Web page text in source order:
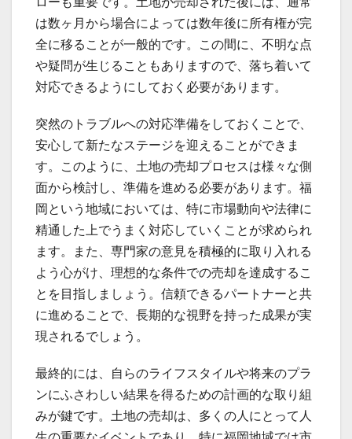
は数ヶ月から場合によっては数年後に所有権が完
全に移ることが一般的です。この間に、不明な点
や疑問が生じることもありますので、落ち着いて
対応できるようにしておく必要があります。
突然のトラブルへの対応準備をしておくことで、
安心して新たなステージを迎えることができま
す。このように、土地の売却プロセスは様々な側
面から検討し、準備を進める必要があります。福
岡という地域においては、特に市場動向や法律に
精通した上でうまく対応していくことが求められ
ます。また、専門家の意見を積極的に取り入れる
よう心がけ、理想的な条件での売却を達成するこ
とを目指しましょう。信頼できるパートナーと共
に進めることで、長期的な視野を持った成果が実
現されるでしょう。
最終的には、自らのライフスタイルや将来のプラ
ンにふさわしい結果を得るための計画的な取り組
みが鍵です。土地の売却は、多くの人にとって人